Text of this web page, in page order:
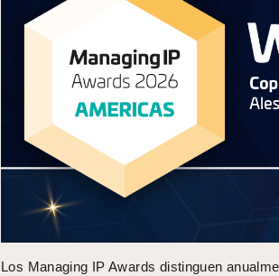
Los Managing IP Awards distinguen